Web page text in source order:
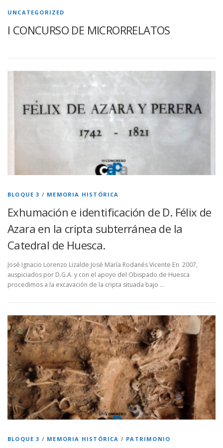
UNCATEGORIZED
I CONCURSO DE MICRORRELATOS
BLOQUE 3 / MEMORIA HISTÓRICA
Exhumación e identificación de D. Félix de
Azara en la cripta subterránea de la
Catedral de Huesca.
José Ignacio Lorenzo Lizalde José María Rodanés Vicente En 2007,
auspiciados por D.G.A. y con el apoyo del Obispado de Huesca
procedimos a la excavación de la cripta situada bajo …
BLOQUE 3 / MEMORIA HISTÓRICA / PATRIMONIO